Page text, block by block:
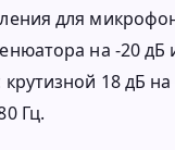
для
на -20 дБ
18 дБ на
Гц.